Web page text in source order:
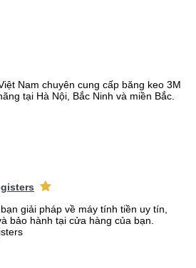
Nam chuyên cung cấp băng keo 3M
tại Hà Nội, Bắc Ninh và miền Bắc.
giải pháp về máy tính tiền uy tín,
bảo hành tại cửa hàng của bạn.